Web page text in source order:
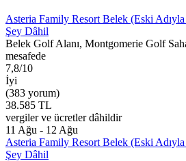
Asteria Family Resort Belek (Eski
Şey Dâhil
Belek Golf Alanı, Montgomerie Golf
mesafede
7,8/10
İyi
(383 yorum)
38.585 TL
vergiler ve ücretler dâhildir
11 Ağu - 12 Ağu
Asteria Family Resort Belek (Eski
Şey Dâhil